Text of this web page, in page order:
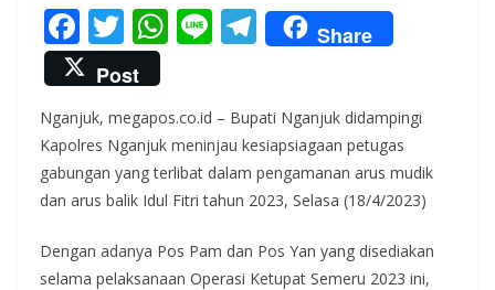
F
ac
e
b
o
o
k
T
w
itt
er
W
s
A
p
p
Li T
el
gr
a
m
Share
Post
Nganjuk, megapos.co.id – Bupati Nganjuk didampingi
Kapolres Nganjuk meninjau kesiapsiagaan petugas
gabungan yang terlibat dalam pengamanan arus mudik
dan arus balik Idul Fitri tahun 2023, Selasa (18/4/2023)
Dengan adanya Pos Pam dan Pos Yan yang disediakan
selama pelaksanaan Operasi Ketupat Semeru 2023 ini,